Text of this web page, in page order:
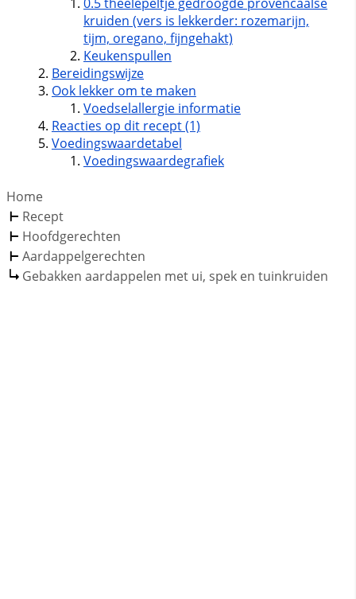
kruiden (vers is lekkerder: rozemarijn,
tijm, oregano, fijngehakt)
Keukenspullen
Bereidingswijze
Ook lekker om te maken
Voedselallergie informatie
Reacties op dit recept (1)
Voedingswaardetabel
Voedingswaardegrafiek
Home
Recept
Hoofdgerechten
Aardappelgerechten
Gebakken aardappelen met ui, spek en tuinkruiden